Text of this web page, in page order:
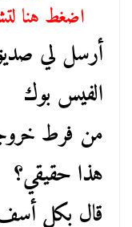
اضغط هنا
أرسل لي
الفيس بوك
من فرط
هذا حقيقي؟
قال بكل